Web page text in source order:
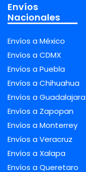
Envíos
Nacionales
Envíos a México
Envíos a CDMX
Envíos a Puebla
Envíos a Chihuahua
Envíos a Guadalajara
Envíos a Zapopan
Envíos a Monterrey
Envíos a Veracruz
Envíos a Xalapa
Envíos a Queretaro